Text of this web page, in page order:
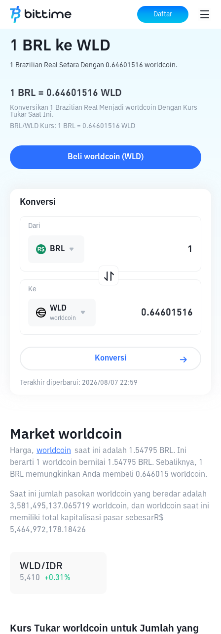
Daftar
Beranda Konverter Kripto ke WLD
1 BRL ke WLD
1 Brazilian Real Setara Dengan 0.64601516 worldcoin.
1 BRL = 0.64601516 WLD
Konversikan 1 Brazilian Real Menjadi worldcoin Dengan Kurs
Tukar Saat Ini.
BRL/WLD Kurs: 1 BRL = 0.64601516 WLD
Beli worldcoin (WLD)
Konversi
Ke
WLD
worldcoin
Dari
BRL
Konversi
Terakhir diperbarui: 2026/08/07 22:59
Market worldcoin
Harga, worldcoin saat ini adalah 1.54795 BRL. Ini
berarti 1 worldcoin bernilai 1.54795 BRL. Sebaliknya, 1
BRL memungkinkan Anda membeli 0.646015 worldcoin.
Saat ini jumlah pasokan worldcoin yang beredar adalah
3,581,495,137.065719 worldcoin, dan worldcoin saat ini
memiliki total kapitalisasi pasar sebesarR$
5,464,972,178.18426
WLD/IDR
5,410 +0.31 %
Kurs Tukar worldcoin untuk Jumlah yang